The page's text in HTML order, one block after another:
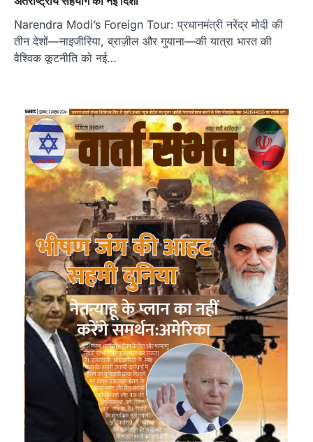
Narendra Modi’s Foreign Tour: प्रधानमंत्री नरेंद्र मोदी की
तीन देशों—नाइजीरिया, ब्राज़ील और गुयाना—की यात्रा भारत की
वैश्विक कूटनीति को नई…